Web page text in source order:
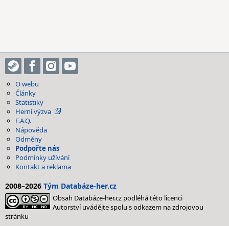
O webu
Články
Statistiky
Herní výzva
F.A.Q.
Nápověda
Odměny
Podpořte nás
Podmínky užívání
Kontakt a reklama
2008–2026 Tým Databáze-her.cz
Obsah Databáze-her.cz podléhá této licenci
Autorství uvádějte spolu s odkazem na zdrojovou
stránku